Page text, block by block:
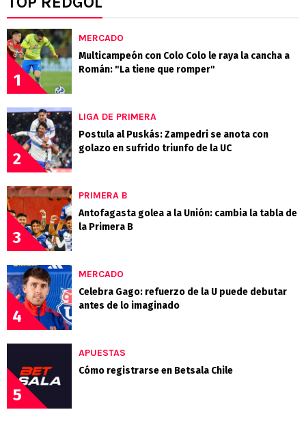
1
MERCADO
Multicampeón con Colo Colo le raya la cancha a
Román: "La tiene que romper"
2
LIGA DE PRIMERA
Postula al Puskás: Zampedri se anota con
golazo en sufrido triunfo de la UC
3
PRIMERA B
Antofagasta golea a la Unión: cambia la tabla de
la Primera B
4
MERCADO
Celebra Gago: refuerzo de la U puede debutar
antes de lo imaginado
5
APUESTAS
Cómo registrarse en Betsala Chile